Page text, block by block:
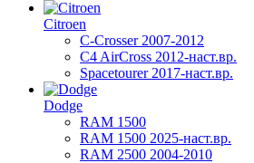
Citroen
C-Crosser 2007-2012
C4 AirCross 2012-наст.вр.
Spacetourer 2017-наст.вр.
Dodge
RAM 1500
RAM 1500 2025-наст.вр.
RAM 2500 2004-2010